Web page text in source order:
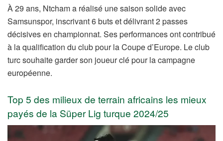
À 29 ans, Ntcham a réalisé une saison solide avec
Samsunspor, inscrivant 6 buts et délivrant 2 passes
décisives en championnat. Ses performances ont contribué
à la qualification du club pour la Coupe d’Europe. Le club
turc souhaite garder son joueur clé pour la campagne
européenne.
Top 5 des milieux de terrain africains les mieux
payés de la Süper Lig turque 2024/25